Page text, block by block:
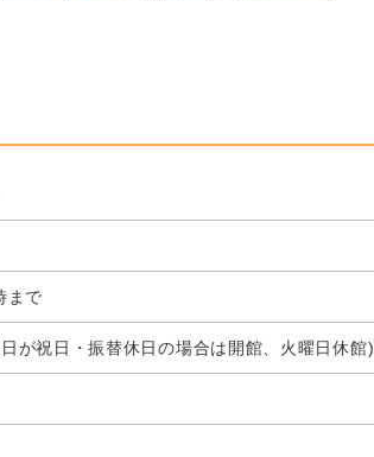
まで
が祝日・振替休日の場合は開館、火曜日休館)